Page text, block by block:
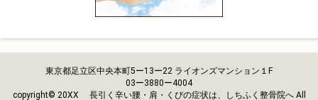
東京都足立区中央本町5ー13ー22 ライオンズマンション１F
03ー3880ー4004
copyright© 20XX 長引く辛い腰・肩・くびの症状は、しちふく整骨院へ All